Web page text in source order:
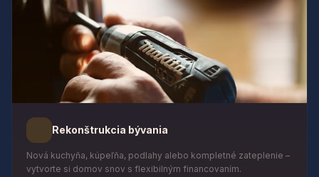
Rekonštrukcia bývania
Nová kuchyňa, kúpeľňa, podlahy alebo kompletné zateplenie –
vytvorte si domov snov s flexibilným financovaním.